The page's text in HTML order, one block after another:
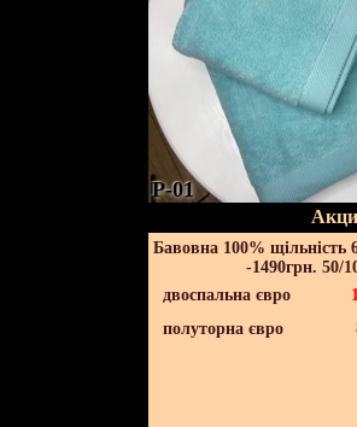
P-01
Бавовна 100% щільність
-1490грн. 50/
двоспальна євро
полуторна євро